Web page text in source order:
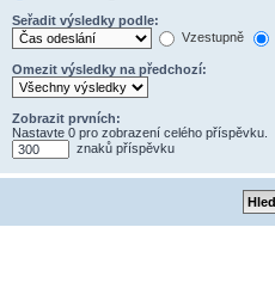
Seřadit výsledky podle:
Vzestupně
Omezit výsledky na předchozí:
Zobrazit prvních:
Nastavte 0 pro zobrazení celého příspěvku.
znaků příspěvku